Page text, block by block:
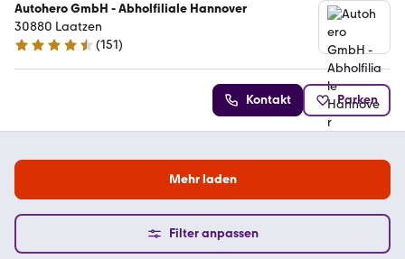
Autohero GmbH - Abholfiliale Hannover
30880 Laatzen
4.7 Sterne
(151)
Kontakt Parken
Mehr laden
Filter anpassen